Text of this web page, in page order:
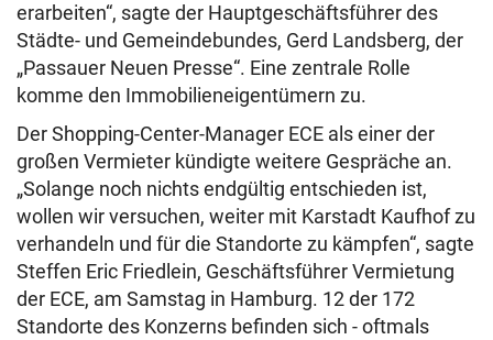
erarbeiten“, sagte der Hauptgeschäftsführer des
Städte- und Gemeindebundes, Gerd Landsberg, der
„Passauer Neuen Presse“. Eine zentrale Rolle
komme den Immobilieneigentümern zu.
Der Shopping-Center-Manager ECE als einer der
großen Vermieter kündigte weitere Gespräche an.
„Solange noch nichts endgültig entschieden ist,
wollen wir versuchen, weiter mit Karstadt Kaufhof zu
verhandeln und für die Standorte zu kämpfen“, sagte
Steffen Eric Friedlein, Geschäftsführer Vermietung
der ECE, am Samstag in Hamburg. 12 der 172
Standorte des Konzerns befinden sich - oftmals